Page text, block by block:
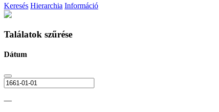
Keresés Hierarchia Információ
Találatok szűrése
Dátum
—